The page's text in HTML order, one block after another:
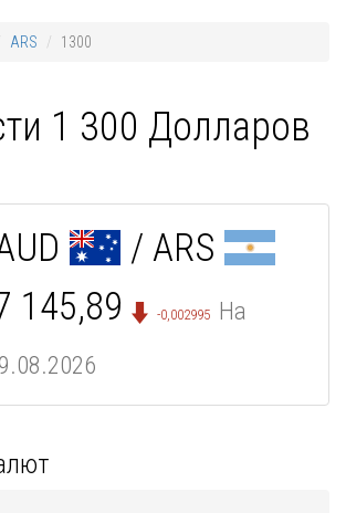
ARS 1300
1 300 Долларов
/ ARS
145,89
-0,002995 На